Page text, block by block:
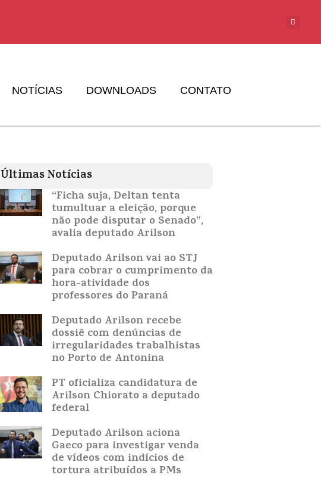
NOTÍCIAS DOWNLOADS CONTATO
Últimas Notícias
“Ficha suja, Deltan tenta
tumultuar a eleição, porque
não pode disputar o Senado”,
avalia deputado Arilson
Deputado Arilson vai ao STJ
para cobrar o cumprimento da
hora-atividade dos
professores do Paraná
Deputado Arilson recebe
dossiê com denúncias de
irregularidades trabalhistas
no Porto de Antonina
PT oficializa candidatura de
Arilson Chiorato a deputado
federal
Deputado Arilson aciona
Gaeco para investigar venda
de vídeos com indícios de
tortura atribuídos a PMs